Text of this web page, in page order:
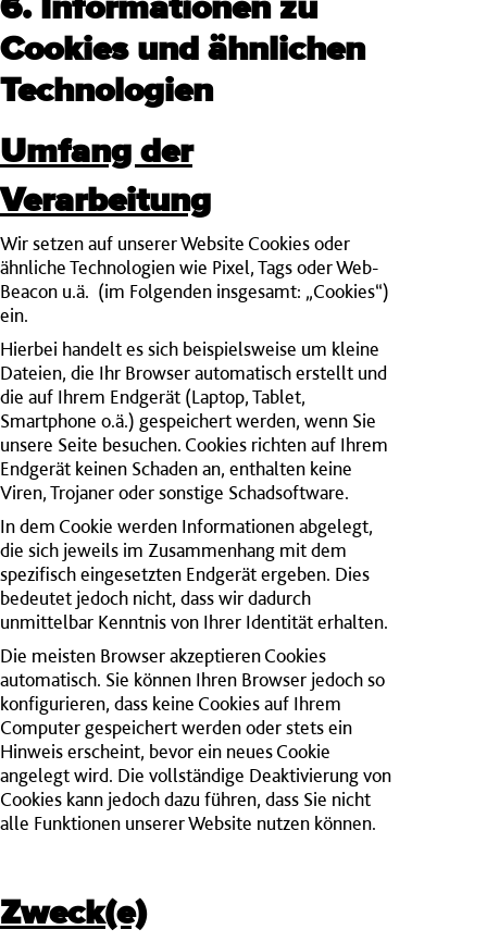
6. Informationen zu
Cookies und ähnlichen
Technologien
Umfang der
Verarbeitung
Wir setzen auf unserer Website Cookies oder
ähnliche Technologien wie Pixel, Tags oder Web-
Beacon u.ä. (im Folgenden insgesamt: „Cookies“)
ein.
Hierbei handelt es sich beispielsweise um kleine
Dateien, die Ihr Browser automatisch erstellt und
die auf Ihrem Endgerät (Laptop, Tablet,
Smartphone o.ä.) gespeichert werden, wenn Sie
unsere Seite besuchen. Cookies richten auf Ihrem
Endgerät keinen Schaden an, enthalten keine
Viren, Trojaner oder sonstige Schadsoftware.
In dem Cookie werden Informationen abgelegt,
die sich jeweils im Zusammenhang mit dem
spezifisch eingesetzten Endgerät ergeben. Dies
bedeutet jedoch nicht, dass wir dadurch
unmittelbar Kenntnis von Ihrer Identität erhalten.
Die meisten Browser akzeptieren Cookies
automatisch. Sie können Ihren Browser jedoch so
konfigurieren, dass keine Cookies auf Ihrem
Computer gespeichert werden oder stets ein
Hinweis erscheint, bevor ein neues Cookie
angelegt wird. Die vollständige Deaktivierung von
Cookies kann jedoch dazu führen, dass Sie nicht
alle Funktionen unserer Website nutzen können.
Zweck(e)